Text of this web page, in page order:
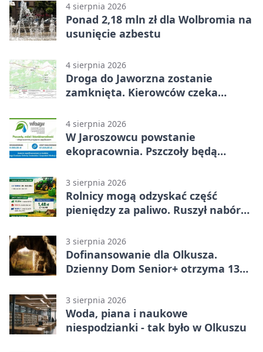
4 sierpnia 2026
Ponad 2,18 mln zł dla Wolbromia na
usunięcie azbestu
4 sierpnia 2026
Droga do Jaworzna zostanie
zamknięta. Kierowców czeka
4 sierpnia 2026
W Jaroszowcu powstanie
ekopracownia. Pszczoły będą
3 sierpnia 2026
Rolnicy mogą odzyskać część
pieniędzy za paliwo. Ruszył nabór
3 sierpnia 2026
Dofinansowanie dla Olkusza.
Dzienny Dom Senior+ otrzyma 134
3 sierpnia 2026
Woda, piana i naukowe
niespodzianki - tak było w Olkuszu